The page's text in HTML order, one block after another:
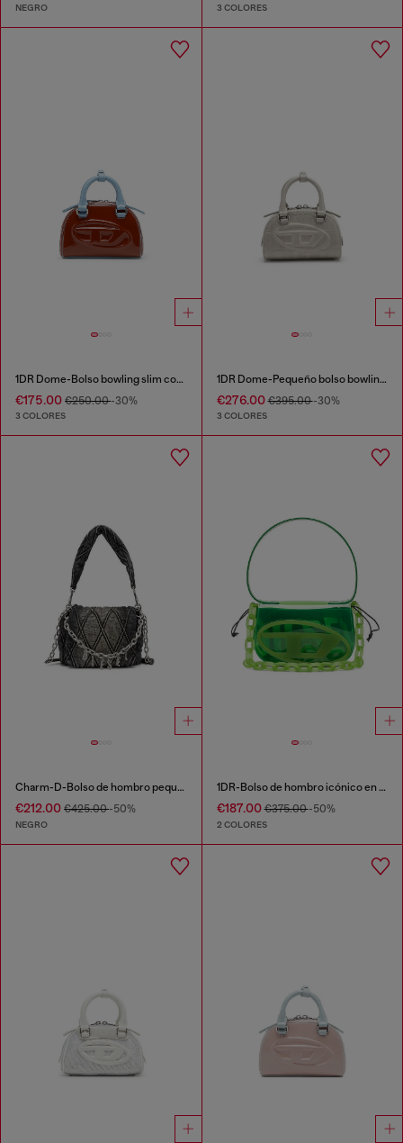
NEGRO 3 COLORES
1DR Dome-Bolso bowling slim con efecto naplak
€175.00 €250.00-30%
3 COLORES
1DR Dome-Pequeño bolso bowling en piel efecto cocodrilo
€276.00€395.00-30%
3 COLORES
Charm-D-Bolso de hombro pequeño de denim acolchado
€212.00 €425.00-50%
NEGRO
1DR-Bolso de hombro icónico en TPU transparente
€187.00€375.00-50%
2 COLORES